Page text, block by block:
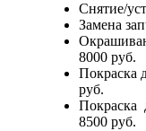
Снятие/
Замена
8000 руб.
Покраска
руб.
Покраска
8500 руб.